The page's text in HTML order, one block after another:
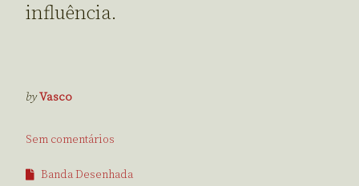
influência.
byVasco
Sem comentários
Banda Desenhada